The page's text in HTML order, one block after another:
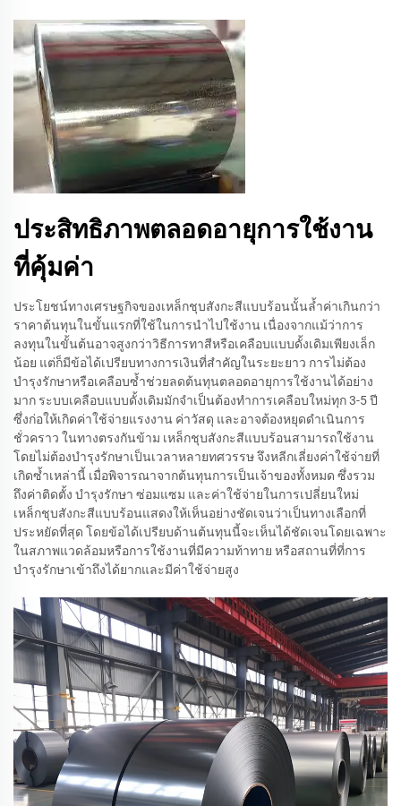
ประสิทธิภาพตลอดอายุการใช้งาน
ที่คุ้มค่า
ประโยชน์ทางเศรษฐกิจของเหล็กชุบสังกะสีแบบร้อนนั้นล้ำค่าเกินกว่า
ราคาต้นทุนในขั้นแรกที่ใช้ในการนำไปใช้งาน เนื่องจากแม้ว่าการ
ลงทุนในขั้นต้นอาจสูงกว่าวิธีการทาสีหรือเคลือบแบบดั้งเดิมเพียงเล็ก
น้อย แต่ก็มีข้อได้เปรียบทางการเงินที่สำคัญในระยะยาว การไม่ต้อง
บำรุงรักษาหรือเคลือบซ้ำช่วยลดต้นทุนตลอดอายุการใช้งานได้อย่าง
มาก ระบบเคลือบแบบดั้งเดิมมักจำเป็นต้องทำการเคลือบใหม่ทุก 3-5 ปี
ซึ่งก่อให้เกิดค่าใช้จ่ายแรงงาน ค่าวัสดุ และอาจต้องหยุดดำเนินการ
ชั่วคราว ในทางตรงกันข้าม เหล็กชุบสังกะสีแบบร้อนสามารถใช้งาน
โดยไม่ต้องบำรุงรักษาเป็นเวลาหลายทศวรรษ จึงหลีกเลี่ยงค่าใช้จ่ายที่
เกิดซ้ำเหล่านี้ เมื่อพิจารณาจากต้นทุนการเป็นเจ้าของทั้งหมด ซึ่งรวม
ถึงค่าติดตั้ง บำรุงรักษา ซ่อมแซม และค่าใช้จ่ายในการเปลี่ยนใหม่
เหล็กชุบสังกะสีแบบร้อนแสดงให้เห็นอย่างชัดเจนว่าเป็นทางเลือกที่
ประหยัดที่สุด โดยข้อได้เปรียบด้านต้นทุนนี้จะเห็นได้ชัดเจนโดยเฉพาะ
ในสภาพแวดล้อมหรือการใช้งานที่มีความท้าทาย หรือสถานที่ที่การ
บำรุงรักษาเข้าถึงได้ยากและมีค่าใช้จ่ายสูง